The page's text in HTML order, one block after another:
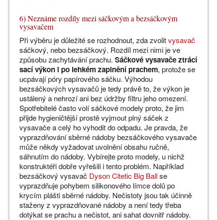
6) Neznáme rozdíly mezi sáčkovým a bezsáčkovým
vysavačem
Při výběru je důležité se rozhodnout, zda zvolitvysavač
sáčkový, nebo bezsáčkový. Rozdíl mezi nimi je ve
způsobu zachytávání prachu. Sáčkové vysavače ztrácí
sací výkon i po lehkém zaplnění prachem, protože se
ucpávají póry papírového sáčku. Výhodou
bezsáčkových vysavačů je tedy právě to, že výkon je
ustálený a nehrozí ani bez údržby filtru jeho omezení.
Spotřebitelé často volí sáčkové modely proto, že jim
přijde hygieničtější prostě vyjmout plný sáček z
vysavače a celý ho vyhodit do odpadu. Je pravda, že
vyprazdňování sběrné nádoby bezsáčkového vysavače
může někdy vyžadovat uvolnění obsahu ručně,
sáhnutím do nádoby. Vybírejte proto modely, u nichž
konstruktéři dobře vyřešili i tento problém. Například
bezsáčkový vysavač Dyson Citetic Big Ballse
vyprazdňuje pohybem silikonového límce dolů po
krycím plášti sběrné nádoby. Nečistoty jsou tak účinně
staženy z vyprazdňované nádoby a není tedy třeba
dotýkat se prachu a nečistot, ani sahat dovnitř nádoby.